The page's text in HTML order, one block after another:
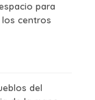
para
los centros
del